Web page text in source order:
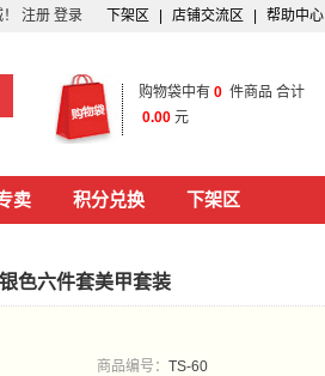
注册 登录 下架区 店铺交流区 帮助中心
购物袋中有 0 件商品 合计
0.00 元
卖 积分兑换 下架区
色六件套美甲套装
商品编号： TS-60